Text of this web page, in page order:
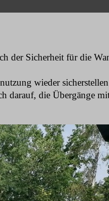
der Sicherheit für die
wieder
darauf, die Übergänge